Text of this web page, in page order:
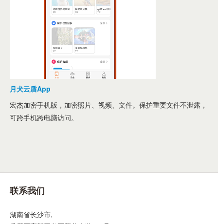
月犬云盾App
宏杰加密手机版，加密照片、视频、文件。保护重要文件不泄露，
可跨手机跨电脑访问。
联系我们
湖南省长沙市,